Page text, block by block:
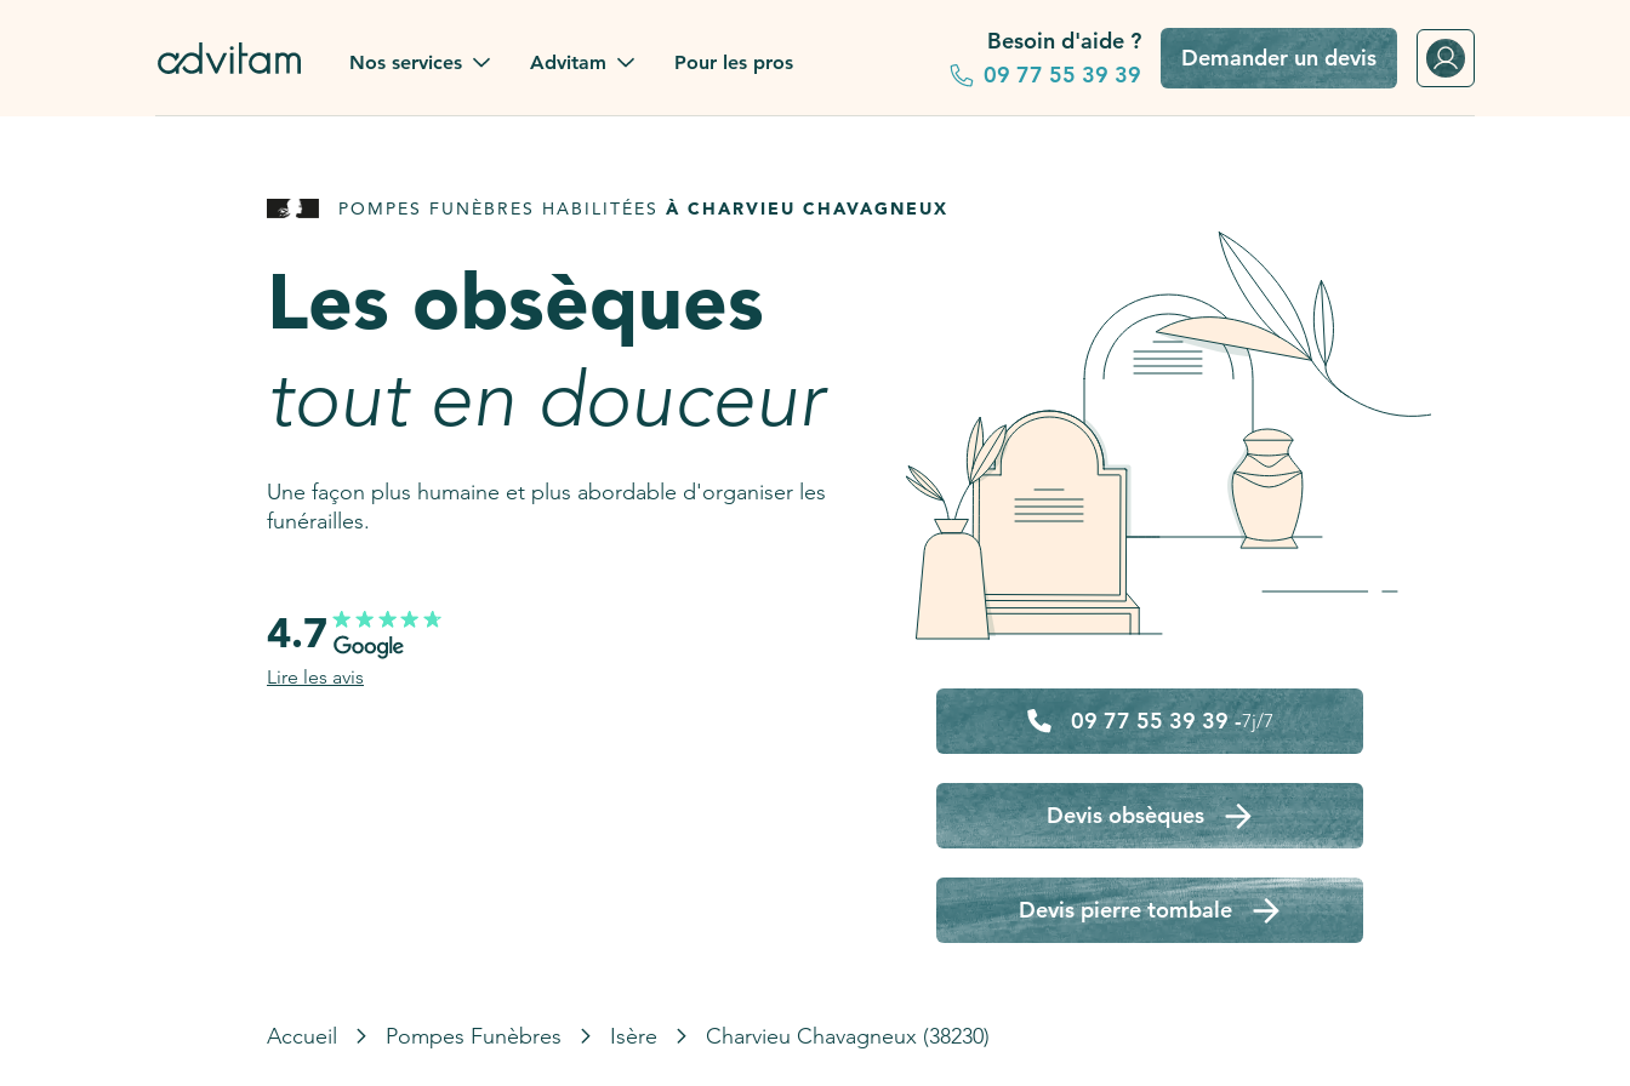
Nos services
Rapatriement à
Pierre tombale
AssistGPT
Nos services en plus
Advitam
Advitam dans la presse
Consultez notre FAQ
Pour les pros
Besoin d'aide ?
09 77 55 39 39
Demander un devis
POMPES FUNÈBRES HABILITÉES À CHARVIEU CHAVAGNEUX
Les obsèques
tout en douceur
Une façon plus humaine et plus abordable d'organiser les
funérailles.
09 77 55 39 39 -7j/7
Devis obsèques
Devis pierre tombale
4.7
Lire les avis
Accueil Pompes Funèbres Isère Charvieu Chavagneux (38230)